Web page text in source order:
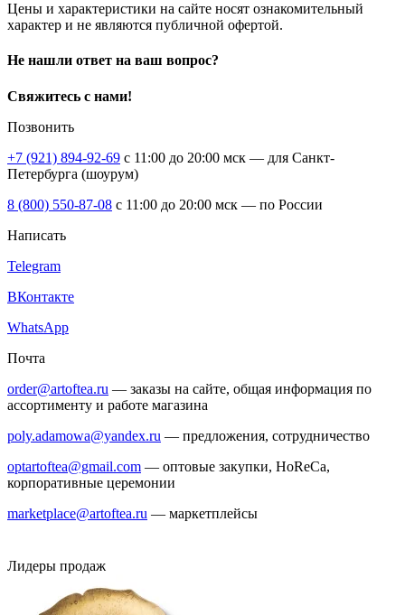
Цены и характеристики на сайте носят ознакомительный
характер и не являются публичной офертой.
Не нашли ответ на ваш вопрос?
Свяжитесь с нами!
Позвонить
+7 (921) 894-92-69 c 11:00 до 20:00 мск — для Санкт-
Петербурга (шоурум)
8 (800) 550-87-08 c 11:00 до 20:00 мск — по России
Написать
Telegram
ВКонтакте
WhatsApp
Почта
order@artoftea.ru — заказы на сайте, общая информация по
ассортименту и работе магазина
poly.adamowa@yandex.ru — предложения, сотрудничество
optartoftea@gmail.com — оптовые закупки, HoReCa,
корпоративные церемонии
marketplace@artoftea.ru — маркетплейсы
Лидеры продаж